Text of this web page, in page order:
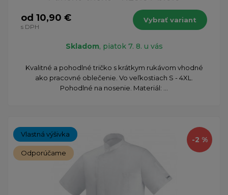
od 10,90 €
s DPH
Vybrať variant
Skladom, piatok 7. 8. u vás
Kvalitné a pohodlné tričko s krátkym rukávom vhodné
ako pracovné oblečenie. Vo veľkostiach S - 4XL.
Pohodlné na nosenie. Materiál: ...
-2 %
Vlastná výšivka
Odporúčame